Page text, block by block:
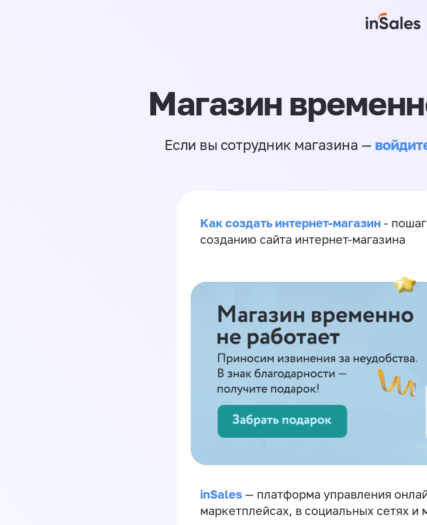
Магазин
Если вы сотрудник магазина —
Как создать интернет-магазин -
созданию сайта интернет-магазина
inSales — платформа управления
маркетплейсах, в социальных сетях и